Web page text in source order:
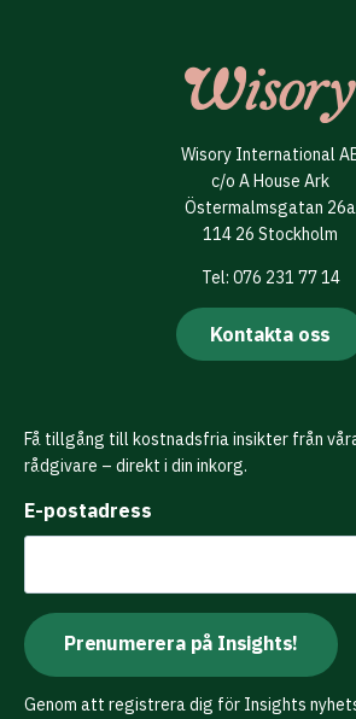
Wisory International
c/o A House Ark
Östermalmsgatan 26a
114 26 Stockholm
Tel: 076 231 77 14
Kontakta oss
Få tillgång till kostnadsfria insikter från
rådgivare – direkt i din inkorg.
E-postadress
Genom att registrera dig för Insights